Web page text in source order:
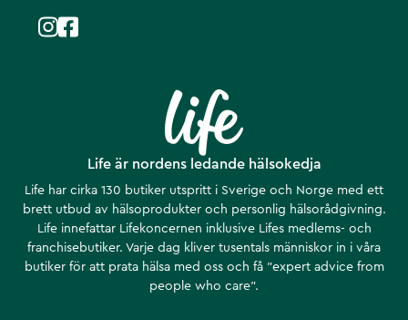
Life är nordens ledande hälsokedja
Life har cirka 130 butiker utspritt i Sverige och Norge med ett
brett utbud av hälsoprodukter och personlig hälsorådgivning.
Life innefattar Lifekoncernen inklusive Lifes medlems- och
franchisebutiker. Varje dag kliver tusentals människor in i våra
butiker för att prata hälsa med oss och få ”expert advice from
people who care”.